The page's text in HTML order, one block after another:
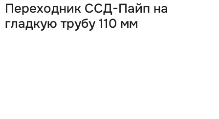
Переходник ССД-Пайп на
гладкую трубу 110 мм